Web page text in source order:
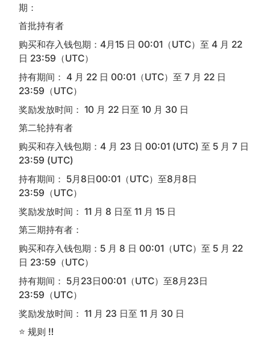
期：
首批持有者
购买和存入钱包期：4月15 日 00:01（UTC）至 4 月 22
日 23:59（UTC）
持有期间： 4 月 22 日 00:01（UTC）至 7 月 22 日
23:59（UTC）
奖励发放时间： 10 月 22 日至 10 月 30 日
第二轮持有者
购买和存入钱包期：4 月 23 日 00:01 (UTC) 至 5 月 7 日
23:59 (UTC)
持有期间： 5月8日00:01（UTC）至8月8日
23:59（UTC）
奖励发放时间： 11 月 8 日至 11 月 15 日
第三期持有者：
购买和存入钱包期：5 月 8 日 00:01（UTC）至 5 月 22
日 23:59（UTC）
持有期间： 5月23日00:01（UTC）至8月23日
23:59（UTC）
奖励发放时间： 11 月 23 日至 11 月 30 日
⭐️ 规则 ‼️